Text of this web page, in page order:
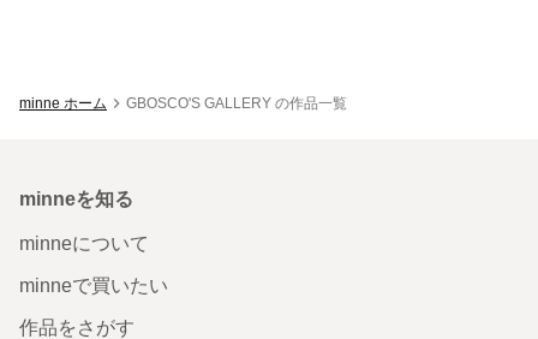
minne ホーム GBOSCO'S GALLERY の作品一覧
minneを知る
minneについて
minneで買いたい
作品をさがす